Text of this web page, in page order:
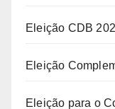
Eleição CDB
Eleição
Eleição para o